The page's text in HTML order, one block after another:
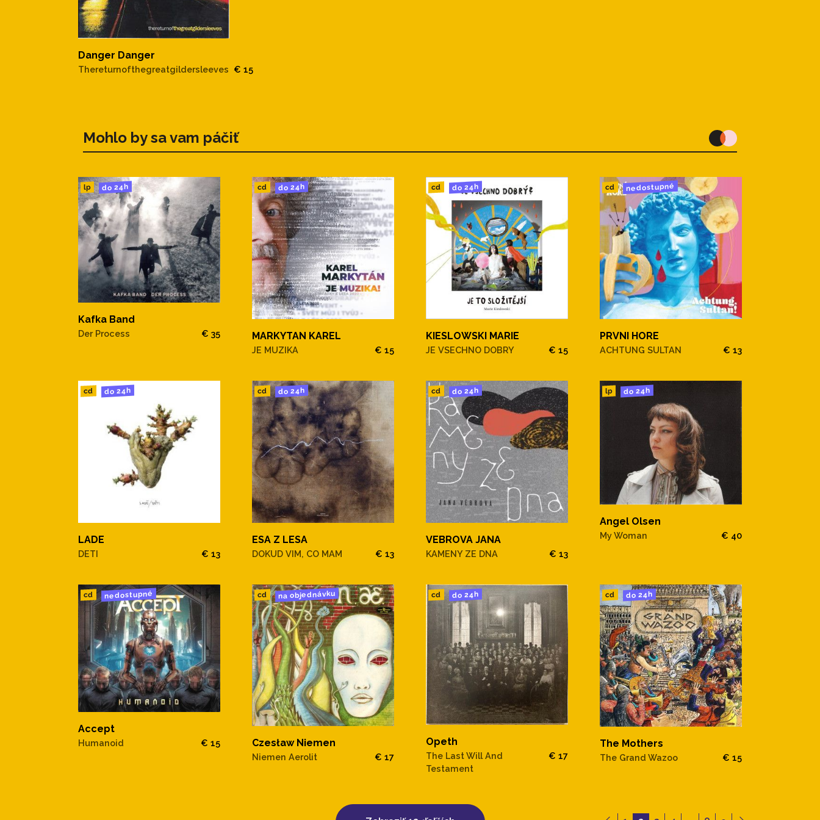
Danger Danger
Thereturnofthegreatgildersleeves € 15
Mohlo by sa vam páčiť
lp do 24h
Kafka Band
Der Process € 35
cd do 24h
MARKYTAN KAREL
JE MUZIKA € 15
cd do 24h
KIESLOWSKI MARIE
JE VSECHNO DOBRY € 15
cd nedostupné
PRVNI HORE
ACHTUNG SULTAN € 13
cd do 24h
LADE
DETI € 13
cd do 24h
ESA Z LESA
DOKUD VIM, CO MAM € 13
cd do 24h
VEBROVA JANA
KAMENY ZE DNA € 13
lp do 24h
Angel Olsen
My Woman € 40
cd nedostupné
Accept
Humanoid € 15
cd na objednávku
Czesław Niemen
Niemen Aerolit € 17
cd do 24h
Opeth
The Last Will And
Testament
€ 17
cd do 24h
The Mothers
The Grand Wazoo € 15